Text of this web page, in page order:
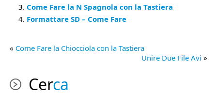
Come Fare la N Spagnola con la Tastiera
Formattare SD – Come Fare
« Come Fare la Chiocciola con la Tastiera
Unire Due File Avi »
Cerca